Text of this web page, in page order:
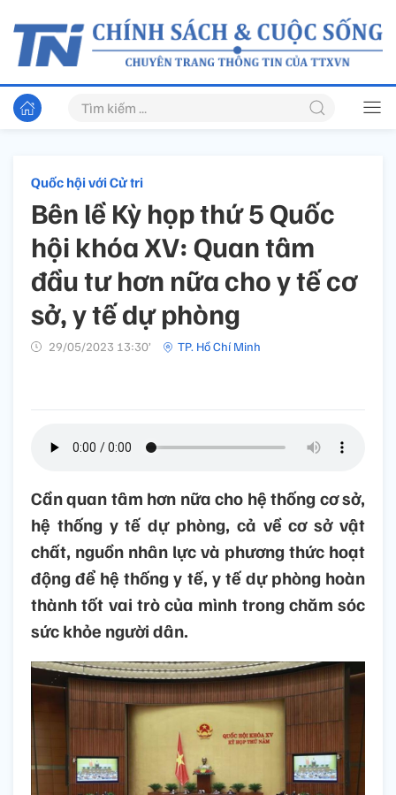
Quốc hội với Cử tri
Bên lề Kỳ họp thứ 5 Quốc
hội khóa XV: Quan tâm
đầu tư hơn nữa cho y tế cơ
sở, y tế dự phòng
29/05/2023 13:30’ TP. Hồ Chí Minh
Cần quan tâm hơn nữa cho hệ thống cơ sở,
hệ thống y tế dự phòng, cả về cơ sở vật
chất, nguồn nhân lực và phương thức hoạt
động để hệ thống y tế, y tế dự phòng hoàn
thành tốt vai trò của mình trong chăm sóc
sức khỏe người dân.